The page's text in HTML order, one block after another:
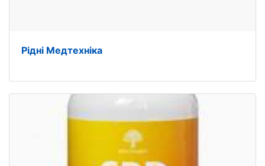
Рідні Медтехніка